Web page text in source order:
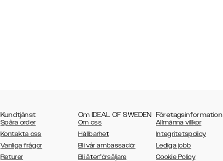
Kundtjänst
Spåra order
Kontakta oss
Vanliga frågor
Returer
Om IDEAL OF SWEDEN
Om oss
Hållbarhet
Bli vår ambassadör
Bli återförsäljare
Företagsinformation
Allmänna villkor
Integritetspolicy
Lediga jobb
Cookie Policy